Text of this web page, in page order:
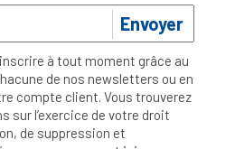
Envoyer
à tout moment grâce au
de nos newsletters ou en
compte client. Vous trouverez
sur l’exercice de votre droit
de suppression et